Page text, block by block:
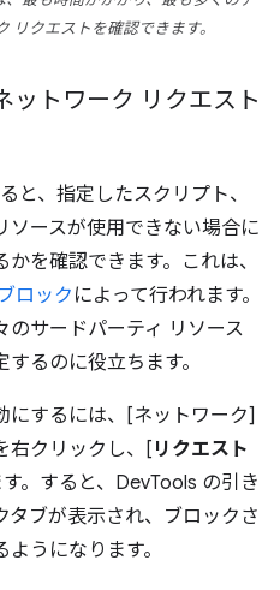
リクエストを確認できます。
ットワーク リクエスト
と、指定したスクリプト、
ソースが使用できない場合に
を確認できます。これは、
ロック によって行われます。
のサードパーティ リソース
るのに役立ちます。
にするには、[ネットワーク]
右クリックし、[ リクエスト
。すると、DevTools の引き
ブが表示され、ブロックさ
うになります。